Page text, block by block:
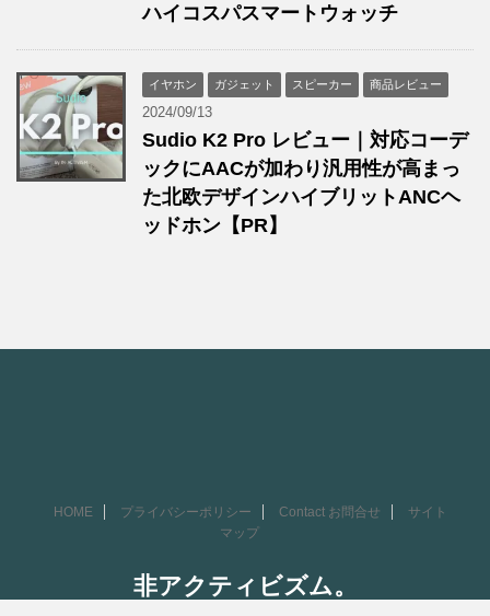
ハイコスパスマートウォッチ
イヤホン ガジェット スピーカー 商品レビュー
2024/09/13
Sudio K2 Pro レビュー｜対応コーデ
ックにAACが加わり汎用性が高まっ
た北欧デザインハイブリットANCヘ
ッドホン【PR】
HOME プライバシーポリシー Contact お問合せ
サイト
マップ
非アクティビズム。